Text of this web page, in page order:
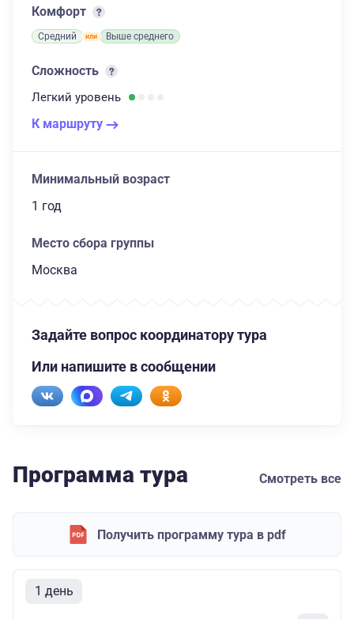
Комфорт
Средний Выше среднего
Сложность
Легкий уровень
К маршруту
Минимальный возраст
1 год
Место сбора группы
Москва
Задайте вопрос координатору тура
Или напишите в сообщении
Программа тура Смотреть все
Получить программу тура в pdf
1 день